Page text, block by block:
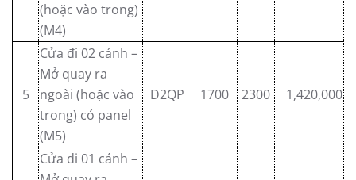
(hoặc vào trong)
(M4)
5
Cửa đi 02 cánh –
Mở quay ra
ngoài (hoặc vào
trong) có panel
(M5)
D2QP 1700 2300 1,420,000
Cửa đi 01 cánh –